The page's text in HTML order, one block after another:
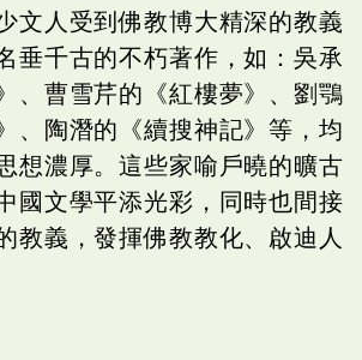
文人受到佛教博大精深的教義
垂千古的不朽著作，如：吳承
、曹雪芹的《紅樓夢》、劉鶚
、陶潛的《續搜神記》等，均
想濃厚。這些家喻戶曉的曠古
國文學平添光彩，同時也間接
教義，發揮佛教教化、啟迪人